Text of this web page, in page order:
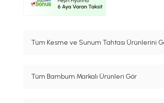
Tüm Kesme ve Sunum Tahtası Ürünlerini
Tüm Bambum Markalı Ürünleri Gör